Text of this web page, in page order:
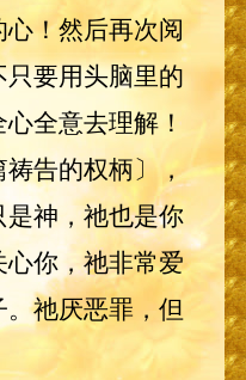
！然后再次阅
要用头脑里的
全意去理解！
告的权柄〕，
神，祂也是你
你，祂非常爱
祂厌恶罪，但